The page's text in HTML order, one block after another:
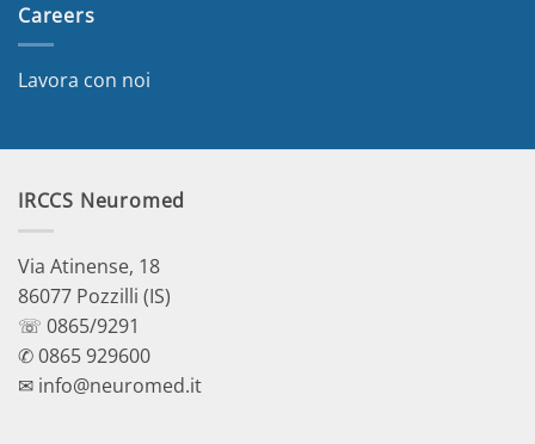
Careers
Lavora con noi
IRCCS Neuromed
Via Atinense, 18
86077 Pozzilli (IS)
☏ 0865/9291
✆ 0865 929600
✉ info@neuromed.it